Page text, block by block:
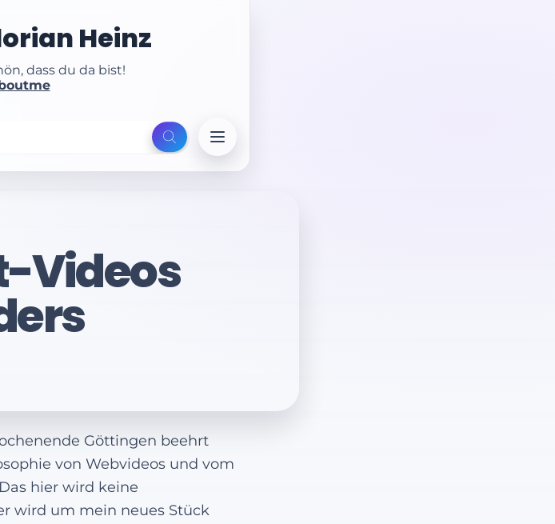
Heinz
dass du da bist!
Videos
Göttingen beehrt
von Webvideos und vom
hier wird keine
wird um mein neues Stück